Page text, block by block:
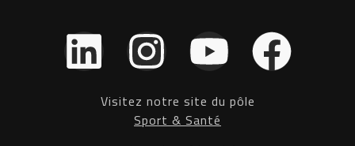
L
i
n
I
n
s
Y
o
u
F
a
Visitez notre site du pôle
Sport & Santé